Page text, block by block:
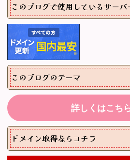
このブログで使用しているサーバ
このブログのテーマ
詳しくはこち
ドメイン取得ならコチラ